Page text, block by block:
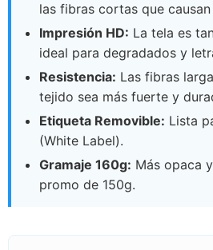
las fibras cortas que
Impresión HD: La tela es
ideal para degradados y
Resistencia: Las fibras
tejido sea más fuerte y
Etiqueta Removible: Lista
(White Label).
Gramaje 160g: Más opaca
promo de 150g.